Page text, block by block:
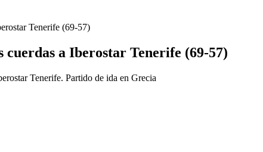
Tenerife (69-57)
a Iberostar Tenerife (69-57)
Tenerife. Partido de ida en Grecia